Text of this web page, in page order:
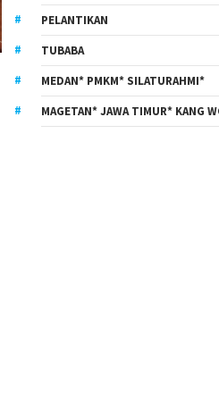
PELANTIKAN
TUBABA
MEDAN* PMKM* SILATURAHMI*
MAGETAN* JAWA TIMUR* KANG